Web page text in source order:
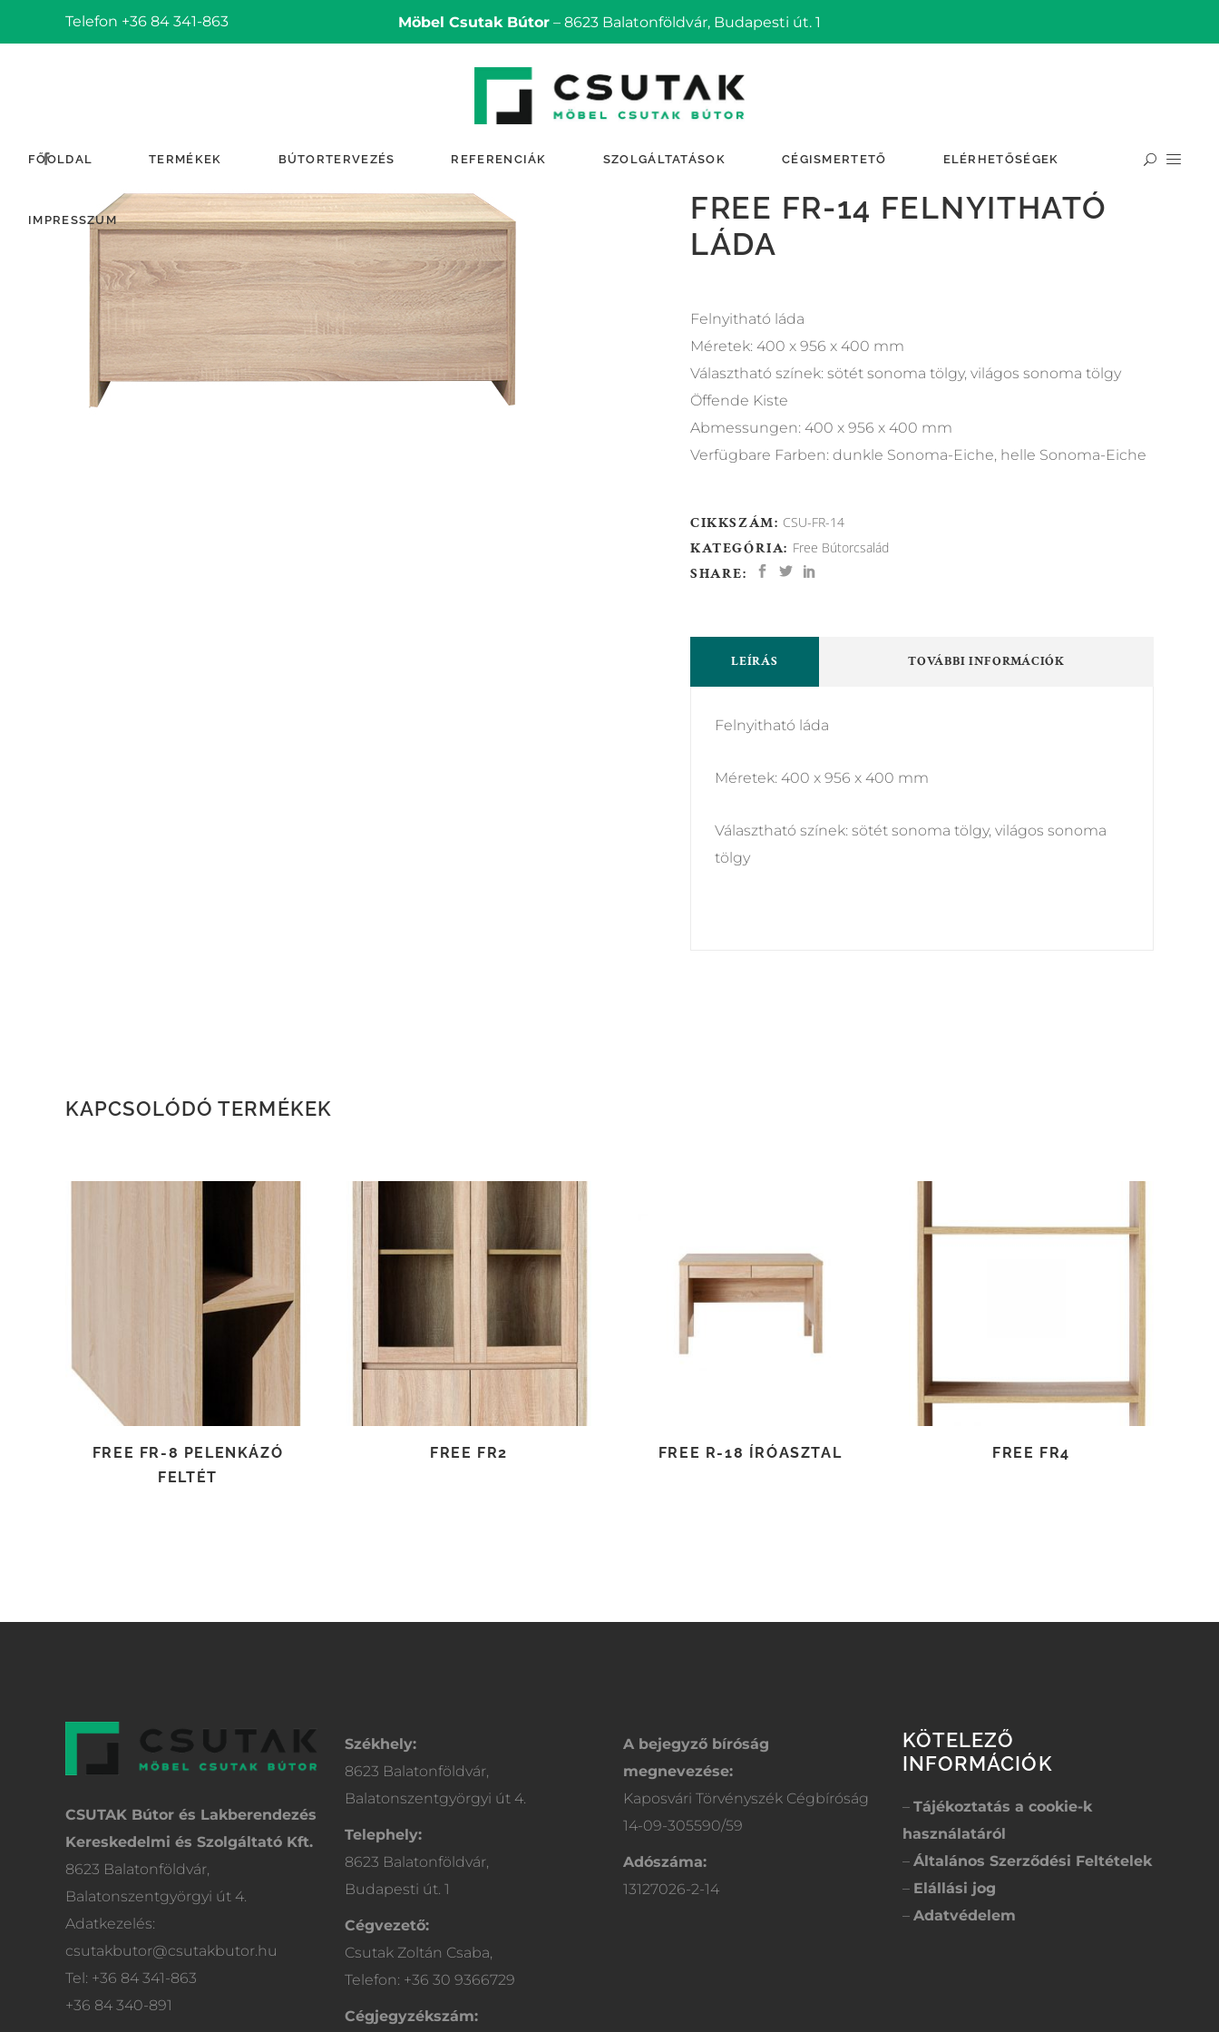
Telefon +36 84 341-863 Möbel Csutak Bútor – 8623 Balatonföldvár, Budapesti út. 1
FŐOLDAL TERMÉKEK BÚTORTERVEZÉS REFERENCIÁK SZOLGÁLTATÁSOK CÉGISMERTETŐ ELÉRHETŐSÉGEK
IMPRESSZUM
FREE FR-14 FELNYITHATÓ
LÁDA
Felnyitható láda
Méretek: 400 x 956 x 400 mm
Választható színek: sötét sonoma tölgy, világos sonoma tölgy
Öffende Kiste
Abmessungen: 400 x 956 x 400 mm
Verfügbare Farben: dunkle Sonoma-Eiche, helle Sonoma-Eiche
CIKKSZÁM: CSU-FR-14
KATEGÓRIA: Free Bútorcsalád
SHARE:
LEÍRÁS TOVÁBBI INFORMÁCIÓK
Felnyitható láda
Méretek: 400 x 956 x 400 mm
Választható színek: sötét sonoma tölgy, világos sonoma
tölgy
KAPCSOLÓDÓ TERMÉKEK
TOVÁBB OLVASOM
FREE FR-8 PELENKÁZÓ
FELTÉT
FREE FR2
TOVÁBB OLVASOM
FREE R-18 ÍRÓASZTAL FREE FR4
CSUTAK Bútor és Lakberendezés
Kereskedelmi és Szolgáltató Kft.
8623 Balatonföldvár,
Balatonszentgyörgyi út 4.
Adatkezelés:
csutakbutor@csutakbutor.hu
Tel: +36 84 341-863
+36 84 340-891
Székhely:
8623 Balatonföldvár,
Balatonszentgyörgyi út 4.
Telephely:
8623 Balatonföldvár,
Budapesti út. 1
Cégvezető:
Csutak Zoltán Csaba,
Telefon: +36 30 9366729
Cégjegyzékszám:
A bejegyző bíróság
megnevezése:
Kaposvári Törvényszék Cégbíróság
14-09-305590/59
Adószáma:
13127026-2-14
KÖTELEZŐ
INFORMÁCIÓK
– Tájékoztatás a cookie-k
használatáról
– Általános Szerződési Feltételek
– Elállási jog
– Adatvédelem